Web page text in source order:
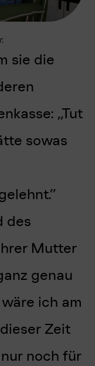
sie die
„Tut
sowas
des
Mutter
genau
ich am
Zeit
noch für